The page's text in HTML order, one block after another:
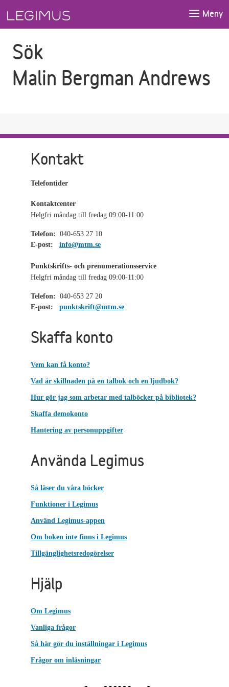
Meny
Sök
Malin Bergman Andrews
Kontakt
Telefontider
Kontaktcenter
Helgfri måndag till fredag 09:00-11:00
Telefon: 040-653 27 10
E-post:
info@mtm.se
Punktskrifts- och prenumerationsservice
Helgfri måndag till fredag 09:00-11:00
Telefon: 040-653 27 20
E-post:
punktskrift@mtm.se
Skaffa konto
Vem kan få konto?
Vad är skillnaden på en talbok och en ljudbok?
Hur gör jag som arbetar med talböcker på bibliotek?
Skaffa demokonto
Hantering av personuppgifter
Använda Legimus
Så läser du våra böcker
Funktioner i Legimus
Använd Legimus-appen
Om boken inte finns i Legimus
Tillgänglighetsredogörelser
Hjälp
Om Legimus
Vanliga frågor
Så här gör du inställningar i Legimus
Frågor om inläsningar